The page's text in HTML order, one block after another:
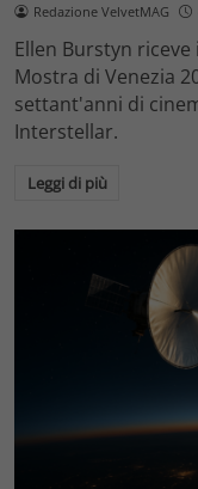
Redazione VelvetMAG
Ellen Burstyn
Mostra di Venezia
settant'anni di
Interstellar.
Leggi di più